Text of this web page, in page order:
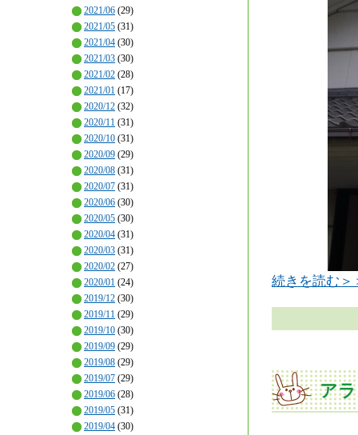
2021/06 (29)
2021/05 (31)
2021/04 (30)
2021/03 (30)
2021/02 (28)
2021/01 (17)
2020/12 (32)
2020/11 (31)
2020/10 (31)
2020/09 (29)
2020/08 (31)
2020/07 (31)
2020/06 (30)
2020/05 (30)
2020/04 (31)
2020/03 (31)
2020/02 (27)
2020/01 (24)
2019/12 (30)
2019/11 (29)
2019/10 (30)
2019/09 (29)
2019/08 (29)
2019/07 (29)
2019/06 (28)
2019/05 (31)
2019/04 (30)
続きを読む＞
ア